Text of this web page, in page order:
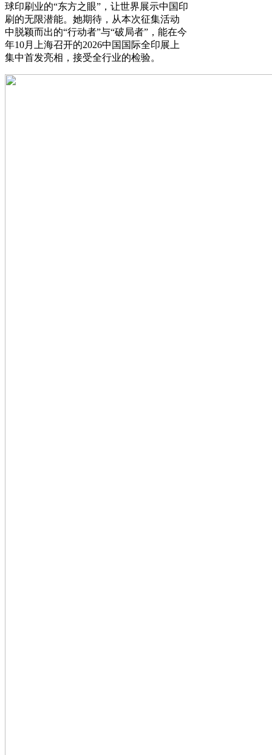
球印刷业的“东方之眼”，让世界展示中国印
刷的无限潜能。她期待，从本次征集活动
中脱颖而出的“行动者”与“破局者”，能在今
年10月上海召开的2026中国国际全印展上
集中首发亮相，接受全行业的检验。